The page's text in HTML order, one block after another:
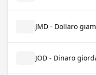
JMD - Dollaro
JOD - Dinaro